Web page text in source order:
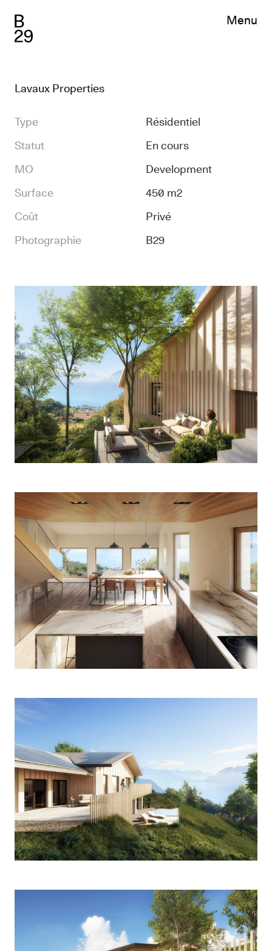
Menu
Projets
Sélection
Feed
Presse
Profil
Team
Contact
EN
Lavaux Properties
Type
Résidentiel
Statut
En cours
MO
Development
Surface
450 m2
Coût
Privé
Photographie
B29